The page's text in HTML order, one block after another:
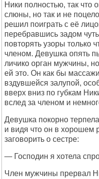
Ники полностью, так что
слюны, но так и не
решил поиграть с её
перебравшись задом
повторять узоры только
членом. Девушка опять
личико орган мужчины,
ей это. Он как бы
вздувшейся залупой,
вверх вниз по губкам
вслед за членом и
Девушка покорно
и видя что он в хорошем
заговорить о сестре:
— Господин я хотела
Член мужчины прервал